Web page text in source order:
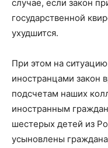
случае, если закон
государственной
ухудшится.
При этом на
иностранцами закон
подсчетам наших
иностранным
шестерых детей из
усыновлены